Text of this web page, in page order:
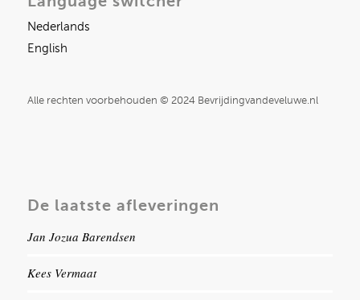
Nederlands
English
Alle rechten voorbehouden © 2024 Bevrijdingvandeveluwe.nl
De laatste afleveringen
Jan Jozua Barendsen
Kees Vermaat